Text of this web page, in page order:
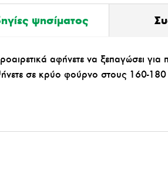
ψησίματος
αφήνετε να ξεπαγώσει για
σε κρύο φούρνο στους 160-